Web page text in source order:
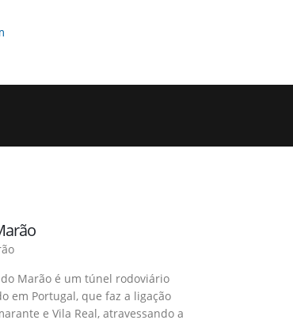
Marão é um túnel rodoviário
em Portugal, que faz a ligação
e Vila Real, atravessando a